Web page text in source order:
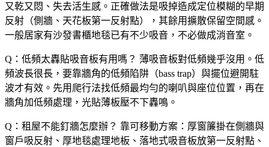
又乾又悶、失去活生感。正確做法是吸掉造成定位模糊的早期
反射（側牆、天花板第一反射點），其餘用擴散保留空間感。
一般居家有沙發書櫃地毯已有不少吸音，不必做成消音室。
Q：低頻太轟貼吸音板有用嗎？ 薄吸音板對低頻幾乎沒用。低
頻波長很長，要靠牆角的低頻陷阱（bass trap）與擺位避開駐
波才有效。先用爬行法找低頻最均勻的喇叭與座位位置，再在
牆角加低頻處理，光貼薄板壓不下轟鳴。
Q：租屋不能釘牆怎麼辦？ 靠可移動方案：厚窗簾掛在側牆與
窗戶吸反射、厚地毯處理地板、落地式吸音板放第一反射點、